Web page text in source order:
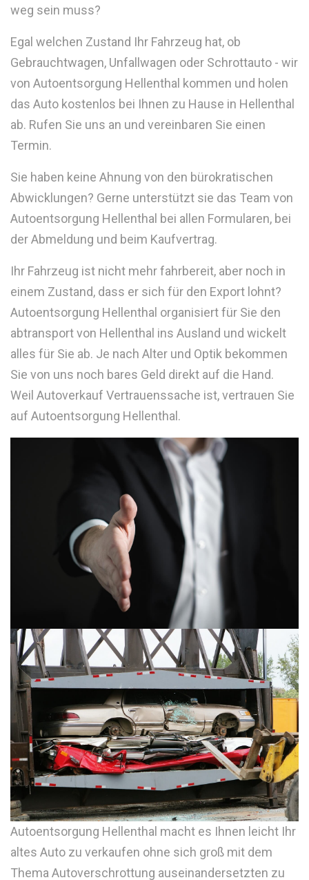
weg sein muss?
Egal welchen Zustand Ihr Fahrzeug hat, ob
Gebrauchtwagen, Unfallwagen oder Schrottauto - wir
von Autoentsorgung Hellenthal kommen und holen
das Auto kostenlos bei Ihnen zu Hause in Hellenthal
ab. Rufen Sie uns an und vereinbaren Sie einen
Termin.
Sie haben keine Ahnung von den bürokratischen
Abwicklungen? Gerne unterstützt sie das Team von
Autoentsorgung Hellenthal bei allen Formularen, bei
der Abmeldung und beim Kaufvertrag.
Ihr Fahrzeug ist nicht mehr fahrbereit, aber noch in
einem Zustand, dass er sich für den Export lohnt?
Autoentsorgung Hellenthal organisiert für Sie den
abtransport von Hellenthal ins Ausland und wickelt
alles für Sie ab. Je nach Alter und Optik bekommen
Sie von uns noch bares Geld direkt auf die Hand.
Weil Autoverkauf Vertrauenssache ist, vertrauen Sie
auf Autoentsorgung Hellenthal.
Autoentsorgung Hellenthal macht es Ihnen leicht Ihr
altes Auto zu verkaufen ohne sich groß mit dem
Thema Autoverschrottung auseinandersetzten zu